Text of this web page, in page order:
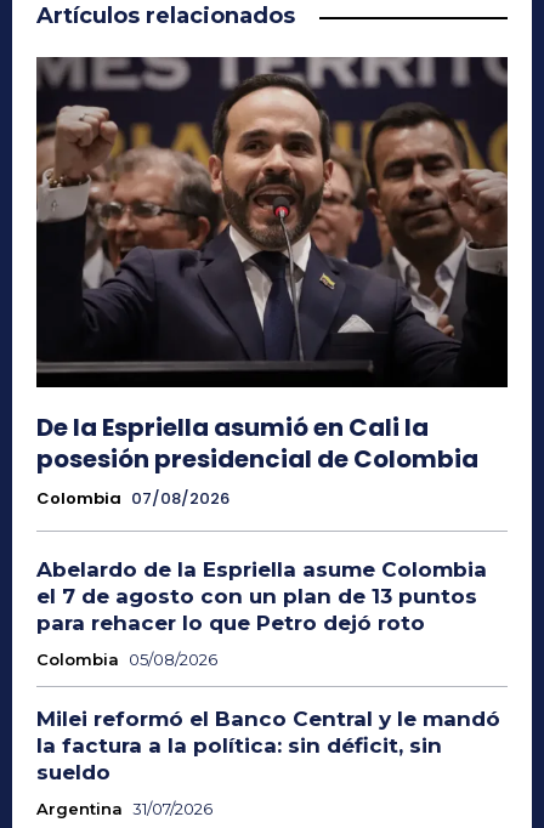
Artículos relacionados
De la Espriella asumió en Cali la
posesión presidencial de Colombia
Colombia 07/08/2026
Abelardo de la Espriella asume Colombia
el 7 de agosto con un plan de 13 puntos
para rehacer lo que Petro dejó roto
Colombia 05/08/2026
Milei reformó el Banco Central y le mandó
la factura a la política: sin déficit, sin
sueldo
Argentina 31/07/2026